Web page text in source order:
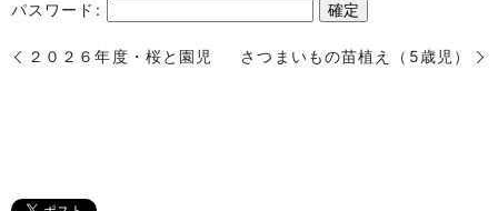
パスワード:
２０２６年度・桜と園児 さつまいもの苗植え（5歳児）